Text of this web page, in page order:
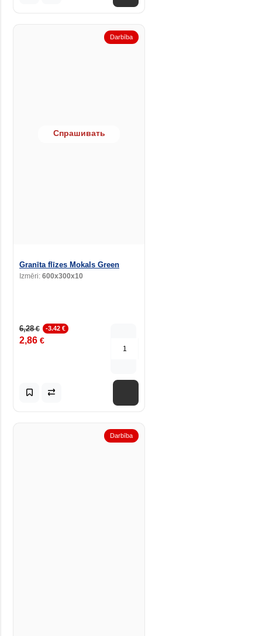
Darbība
Спрашивать
Granīta flīzes Mokals Green
Izmēri: 600x300x10
6,28€ -3.42 €
2,86 €
Darbība